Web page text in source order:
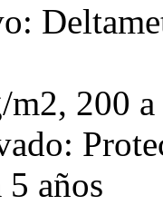
200
años